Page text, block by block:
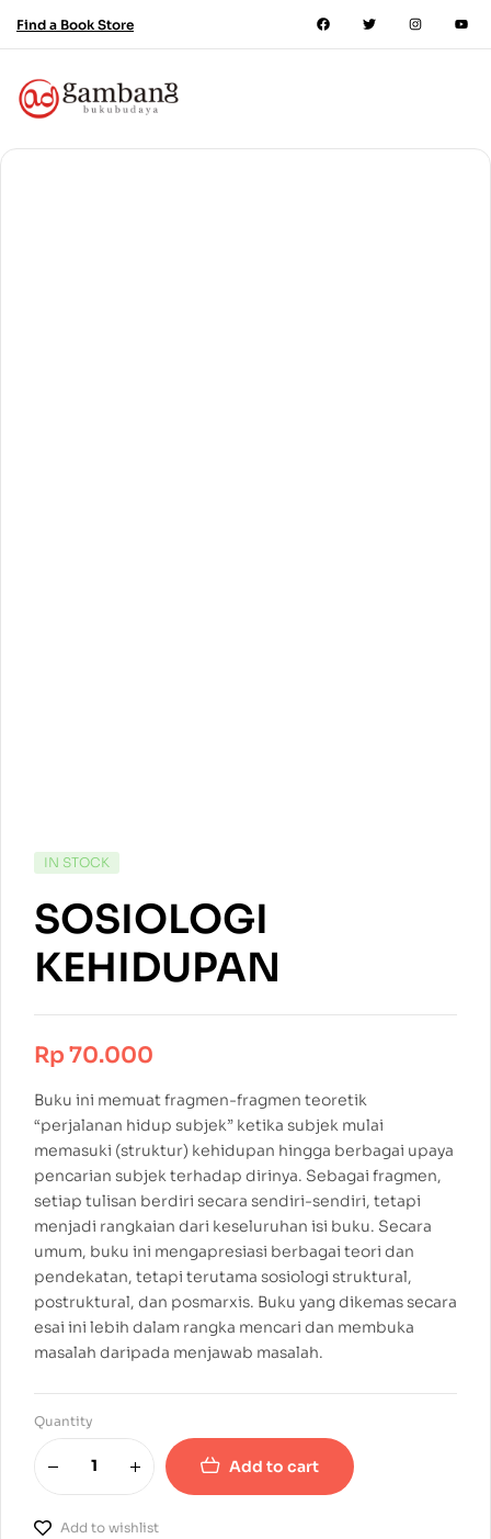
Find a Book Store
IN STOCK
SOSIOLOGI
KEHIDUPAN
Rp 70.000
Buku ini memuat fragmen-fragmen teoretik
“perjalanan hidup subjek” ketika subjek mulai
memasuki (struktur) kehidupan hingga berbagai upaya
pencarian subjek terhadap dirinya. Sebagai fragmen,
setiap tulisan berdiri secara sendiri-sendiri, tetapi
menjadi rangkaian dari keseluruhan isi buku. Secara
umum, buku ini mengapresiasi berbagai teori dan
pendekatan, tetapi terutama sosiologi struktural,
postruktural, dan posmarxis. Buku yang dikemas secara
esai ini lebih dalam rangka mencari dan membuka
masalah daripada menjawab masalah.
Quantity
Add to cart
Add to wishlist